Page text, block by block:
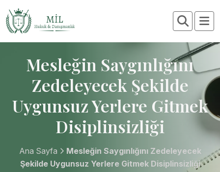
Mesleğin Saygınlığını
Zedeleyecek Şekilde
Uygunsuz Yerlere Gitmek
Disiplinsizliği
Ana Sayfa
Mesleğin Saygınlığını Zedeleyecek
Şekilde Uygunsuz Yerlere Gitmek Disiplinsizliği